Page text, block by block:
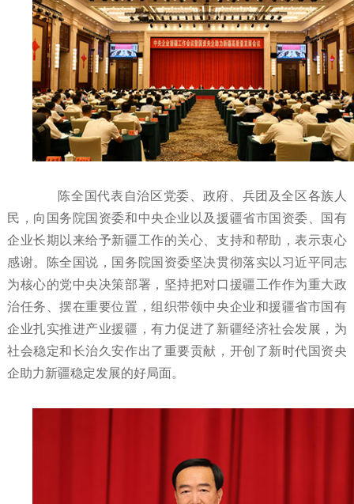
陈全国代表自治区党委、政府、兵团及全区各族人
民，向国务院国资委和中央企业以及援疆省市国资委、国有
企业长期以来给予新疆工作的关心、支持和帮助，表示衷心
感谢。陈全国说，国务院国资委坚决贯彻落实以习近平同志
为核心的党中央决策部署，坚持把对口援疆工作作为重大政
治任务、摆在重要位置，组织带领中央企业和援疆省市国有
企业扎实推进产业援疆，有力促进了新疆经济社会发展，为
社会稳定和长治久安作出了重要贡献，开创了新时代国资央
企助力新疆稳定发展的好局面。